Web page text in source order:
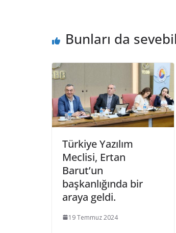
Bunları da
Türkiye Yazılım
Meclisi, Ertan
Barut’un
başkanlığında bir
araya geldi.​
19 Temmuz 2024